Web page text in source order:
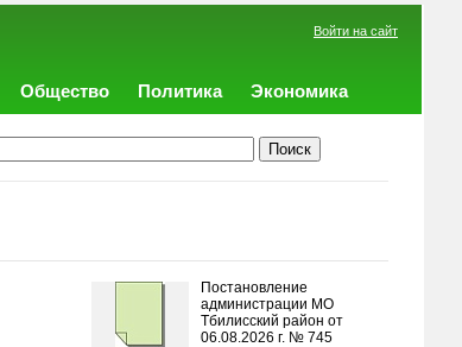
Войти на сайт
Общество Политика
Экономика
Постановление
администрации МО
Тбилисский район от
06.08.2026 г. № 745